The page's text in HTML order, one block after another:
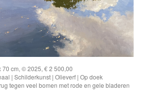
70 cm, © 2025, € 2 500,00
| Schilderkunst | Olieverf | Op doek
tegen veel bomen met rode en gele bladeren